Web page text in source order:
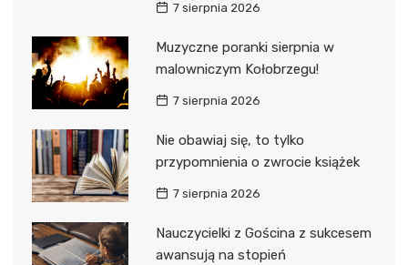
7 sierpnia 2026
Muzyczne poranki sierpnia w
malowniczym Kołobrzegu!
7 sierpnia 2026
Nie obawiaj się, to tylko
przypomnienia o zwrocie książek
7 sierpnia 2026
Nauczycielki z Gościna z sukcesem
awansują na stopień